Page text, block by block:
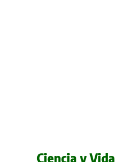
Ciencia y Vida